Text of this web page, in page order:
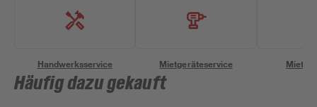
Handwerksservice Mietgeräteservice
Häufig dazu gekauft